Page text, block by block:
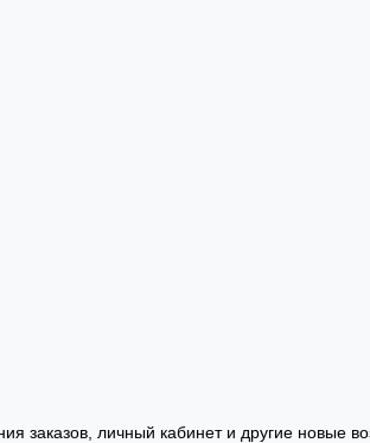
заказов, личный кабинет и другие новые